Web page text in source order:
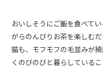
おいしそうにご飯を食べて
がらのんびりお茶を楽しむ
猫も、モフモフの毛並みが
くのびのびと暮らしているこ